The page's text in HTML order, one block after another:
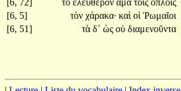
[6, 72]
τὸ ἐλεύθερον ἅμα τοῖς ὅπλοις
[6, 5]
τὸν χάρακα· καὶ οἱ Ῥωμαῖοι
[6, 51]
τὰ δ´ ὡς οὐ διαμενοῦντα